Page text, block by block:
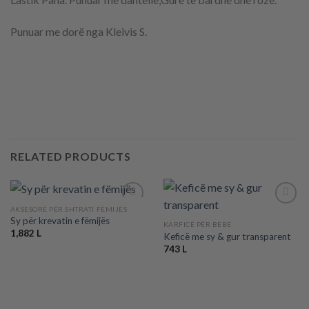
Punuar me dorë nga Kleivis S.
RELATED PRODUCTS
AKSESORË PËR SHTRATI FËMIJËS
Sy për krevatin e fëmijës
1,882 L
Add to
KARFICË PËR BEBE
Keficë me sy & gur transparent
743 L